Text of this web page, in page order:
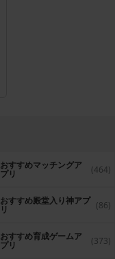
おすすめマッチングア
プリ (464)
おすすめ殿堂入り神アプ
リ (86)
おすすめ育成ゲームア
プリ (373)